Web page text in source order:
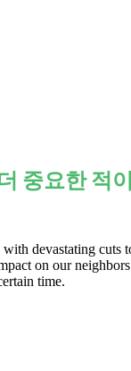
중요한 적
devastating cuts
on our
time.